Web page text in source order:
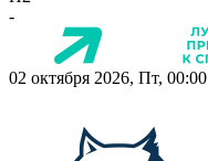
-
02 октября 2026, Пт, 00:00